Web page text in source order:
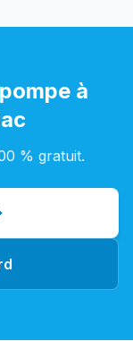
pompe à
% gratuit.